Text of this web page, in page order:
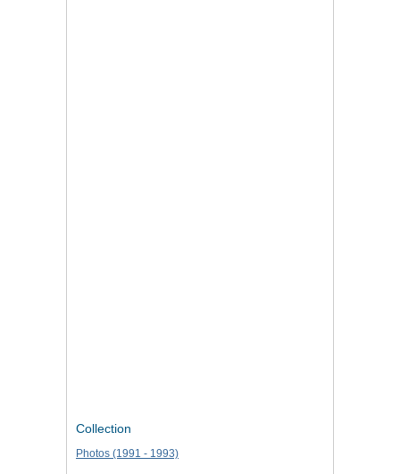
Collection
Photos (1991 - 1993)